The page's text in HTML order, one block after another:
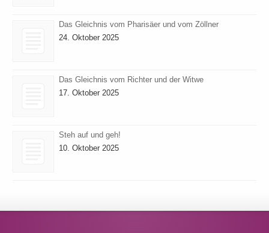
Das Gleichnis vom Pharisäer und vom Zöllner
24. Oktober 2025
Das Gleichnis vom Richter und der Witwe
17. Oktober 2025
Steh auf und geh!
10. Oktober 2025